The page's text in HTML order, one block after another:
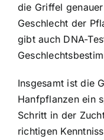
die Griffel
Geschlecht der
gibt auch DNA-
Insgesamt ist die
Hanfpflanzen ein
Schritt in der
richtigen